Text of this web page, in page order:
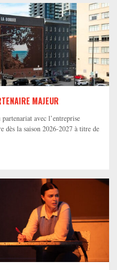
MAJEUR
avec l’entreprise
dès la saison 2026-2027 à titre de